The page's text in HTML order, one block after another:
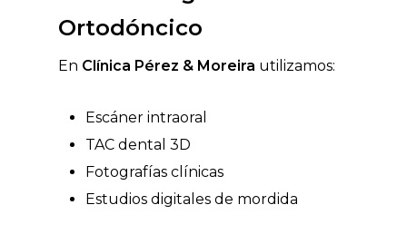
Ortodóncico
En Clínica Pérez & Moreira utilizamos:
Escáner intraoral
TAC dental 3D
Fotografías clínicas
Estudios digitales de mordida